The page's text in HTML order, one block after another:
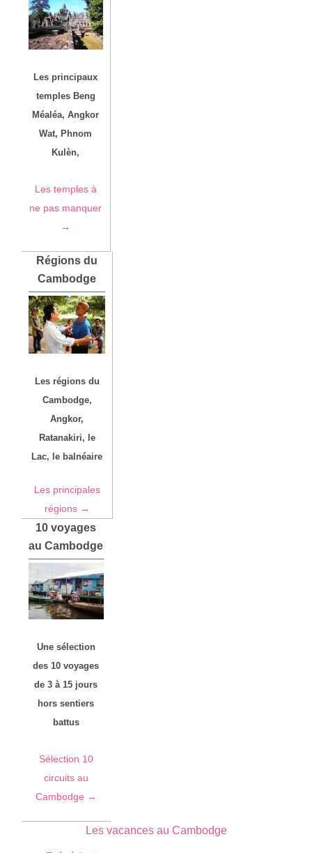
Les principaux
temples Beng
Méaléa, Angkor
Wat, Phnom
Kulèn,
Les temples à
ne pas manquer
→
Régions du
Cambodge
Les régions du
Cambodge,
Angkor,
Ratanakiri, le
Lac, le balnéaire
Les principales
régions →
10 voyages
au Cambodge
Une sélection
des 10 voyages
de 3 à 15 jours
hors sentiers
battus
Sélection 10
circuits au
Cambodge →
Les vacances au Cambodge